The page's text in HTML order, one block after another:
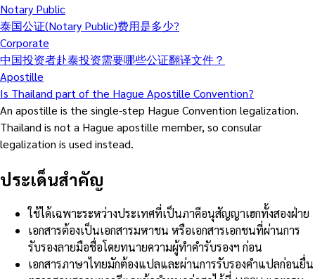
Notary Public
泰国公证(Notary Public)费用是多少?
Corporate
中国投资者赴泰投资需要哪些公证翻译文件？
Apostille
Is Thailand part of the Hague Apostille Convention?
An apostille is the single-step Hague Convention legalization.
Thailand is not a Hague apostille member, so consular
legalization is used instead.
ประเด็นสำคัญ
ใช้ได้เฉพาะระหว่างประเทศที่เป็นภาคีอนุสัญญาเฮกทั้งสองฝ่าย
เอกสารต้องเป็นเอกสารมหาชน หรือเอกสารเอกชนที่ผ่านการ
รับรองลายมือชื่อโดยทนายความผู้ทำคำรับรองฯ ก่อน
เอกสารภาษาไทยมักต้องแปลและผ่านการรับรองคำแปลก่อนยื่น